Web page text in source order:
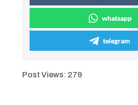
whatsapp
telegram
Post Views: 279